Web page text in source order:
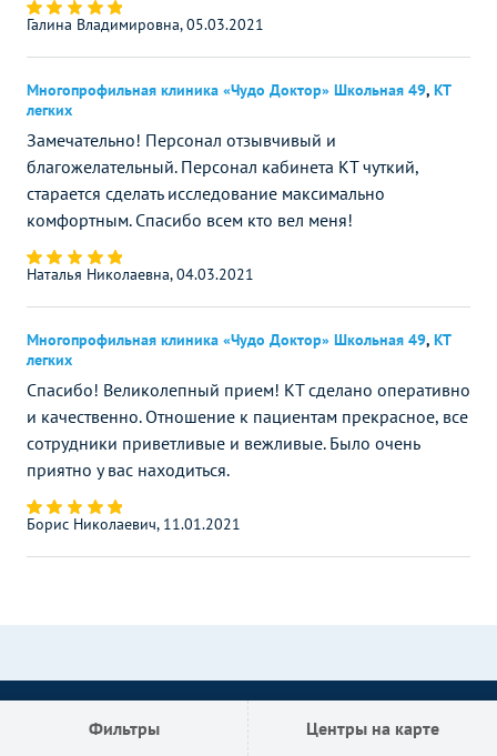
Фильтры Центры на карте
Галина Владимировна, 05.03.2021
Многопрофильная клиника «Чудо Доктор» Школьная 49, КТ
легких
Замечательно! Персонал отзывчивый и
благожелательный. Персонал кабинета КТ чуткий,
старается сделать исследование максимально
комфортным. Спасибо всем кто вел меня!
Наталья Николаевна, 04.03.2021
Многопрофильная клиника «Чудо Доктор» Школьная 49, КТ
легких
Спасибо! Великолепный прием! КТ сделано оперативно
и качественно. Отношение к пациентам прекрасное, все
сотрудники приветливые и вежливые. Было очень
приятно у вас находиться.
Борис Николаевич, 11.01.2021